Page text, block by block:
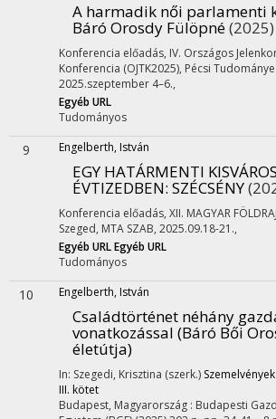
A harmadik női parlamenti
Báró Orosdy Fülöpné(2025)
Konferencia előadás, IV. Országos
Konferencia (OJTK2025), Pécsi
2025.szeptember 4–6.,
Egyéb URL
Tudományos
9 Engelberth, István
EGY HATÁRMENTI
ÉVTIZEDBEN: SZÉCSÉNY
Konferencia előadás, XII. MAGYAR
Szeged, MTA SZAB, 2025.09.18-21.,
Egyéb URLEgyéb URL
Tudományos
10 Engelberth, István
Családtörténet néhány
vonatkozással (Báró Bői
életútja)
In: Szegedi, Krisztina (szerk.)
III. kötet
Budapest, Magyarország : Budapesti